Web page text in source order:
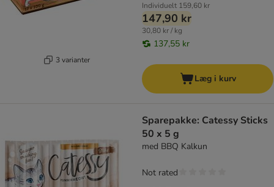
3 varianter
Individuelt 159,60 kr
147,90 kr
30,80 kr / kg
137,55 kr
Læg i kurv
Sparepakke: Catessy Sticks
50 x 5 g
med BBQ Kalkun
Not rated